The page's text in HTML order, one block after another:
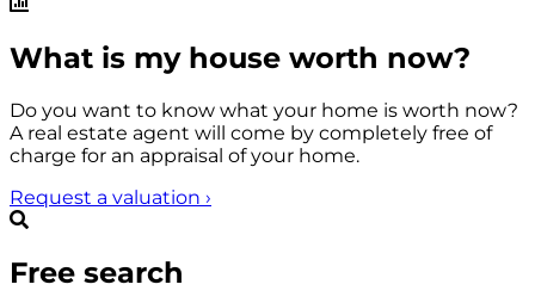
What is my house worth now?
Do you want to know what your home is worth now?
A real estate agent will come by completely free of
charge for an appraisal of your home.
Request a valuation ›
Free search